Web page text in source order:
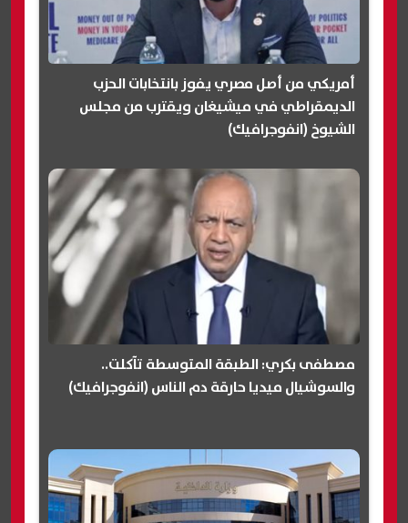
أمريكي من أصل مصري يفوز بانتخابات الحزب
الديمقراطي في ميشيغان ويقترب من مجلس
الشيوخ (انفوجرافيك)
مصطفى بكري: الطبقة المتوسطة تآكلت..
والسوشيال ميديا حارقة دم الناس (انفوجرافيك)